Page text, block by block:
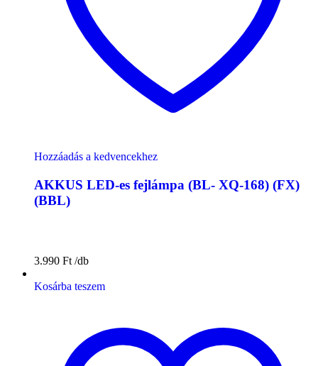
Hozzáadás a kedvencekhez
AKKUS LED-es fejlámpa (BL- XQ-168) (FX)
(BBL)
3.990 Ft
Kosárba teszem